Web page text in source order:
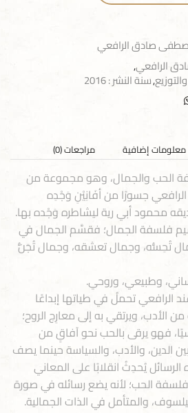
صادق الرافعي
الرافعي,
,سنة النشر : 2016
معلومات إضافية مراجعات (0)
الحب والجمال، وهو مجموعة من
الرافعي جسورًا من أفَانِيْنِ وَجْدِه
محمود أبي رية ليشاطره وَجْده بها.
فلسفة الجمال؛ فقسَّم الجمال في
تُحِسُّه، وجمال تعشقه، وجمال تُجَنُّ
وطبيعي، وروحي.
الرافعي تحملُ في طياتها إبداعًا
الأدب، ويرتقي به إلى معارِج الروح؛
فهو يرقى بالحب نحو آفاقٍ من
الدين، والأدب، والسياسة حينما يصف
يُحدِثُ انقلابًا على المعاني
الحب؛ لأنه يضع رسائله في صورة
والمتأمل في الذات الجمالية.